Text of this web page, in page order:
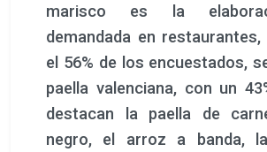
marisco es la
demandada en restaurantes,
el 56% de los encuestados,
paella valenciana, con un
destacan la paella de
negro, el arroz a banda,